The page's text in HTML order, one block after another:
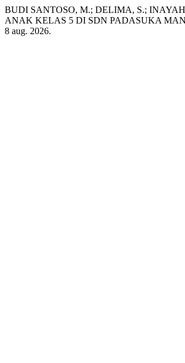
BUDI SANTOSO, M.; DELIMA, S.;
ANAK KELAS 5 DI SDN PADASUKA
8 aug. 2026.